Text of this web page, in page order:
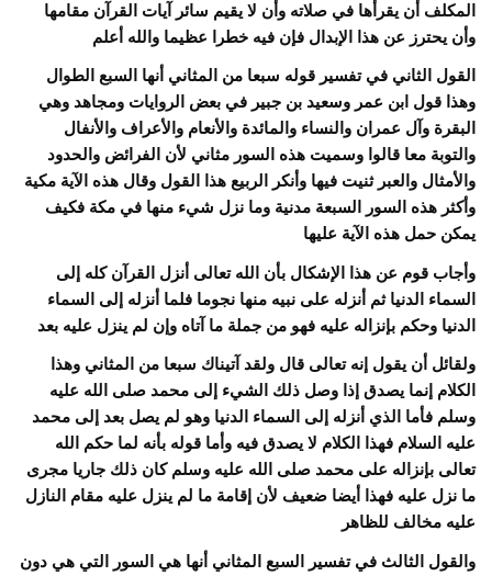
المكلف أن يقرأها في صلاته وأن لا يقيم سائر آيات القرآن مقامها
وأن يحترز عن هذا الإبدال فإن فيه خطرا عظيما والله أعلم
القول الثاني في تفسير قوله سبعا من المثاني أنها السبع الطوال
وهذا قول ابن عمر وسعيد بن جبير في بعض الروايات ومجاهد وهي
البقرة وآل عمران والنساء والمائدة والأنعام والأعراف والأنفال
والتوبة معا قالوا وسميت هذه السور مثاني لأن الفرائض والحدود
والأمثال والعبر ثنيت فيها وأنكر الربيع هذا القول وقال هذه الآية مكية
وأكثر هذه السور السبعة مدنية وما نزل شيء منها في مكة فكيف
يمكن حمل هذه الآية عليها
وأجاب قوم عن هذا الإشكال بأن الله تعالى أنزل القرآن كله إلى
السماء الدنيا ثم أنزله على نبيه منها نجوما فلما أنزله إلى السماء
الدنيا وحكم بإنزاله عليه فهو من جملة ما آتاه وإن لم ينزل عليه بعد
ولقائل أن يقول إنه تعالى قال ولقد آتيناك سبعا من المثاني وهذا
الكلام إنما يصدق إذا وصل ذلك الشيء إلى محمد صلى الله عليه
وسلم فأما الذي أنزله إلى السماء الدنيا وهو لم يصل بعد إلى محمد
عليه السلام فهذا الكلام لا يصدق فيه وأما قوله بأنه لما حكم الله
تعالى بإنزاله على محمد صلى الله عليه وسلم كان ذلك جاريا مجرى
ما نزل عليه فهذا أيضا ضعيف لأن إقامة ما لم ينزل عليه مقام النازل
عليه مخالف للظاهر
والقول الثالث في تفسير السبع المثاني أنها هي السور التي هي دون